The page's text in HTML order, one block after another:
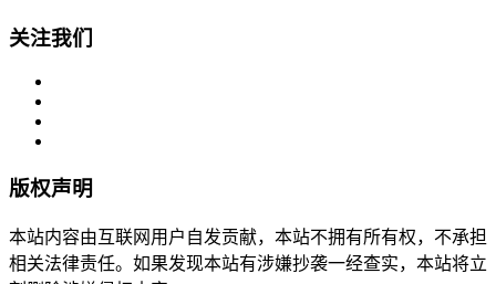
关注我们
版权声明
本站内容由互联网用户自发贡献，本站不拥有所有权，不承担
相关法律责任。如果发现本站有涉嫌抄袭一经查实，本站将立